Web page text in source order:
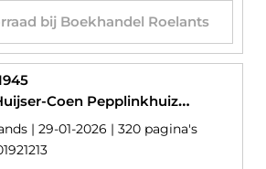
bij Boekhandel Roelants
Coen Pepplinkhuizen-Jelle de Gruyter
| 29-01-2026 | 320 pagina's